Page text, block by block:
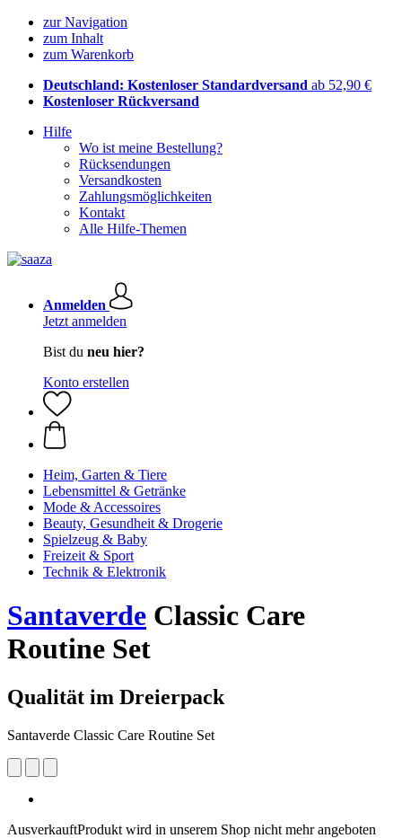
zur Navigation
zum Inhalt
zum Warenkorb
Deutschland: Kostenloser Standardversand ab 52,90 €
Kostenloser Rückversand
Hilfe
Wo ist meine Bestellung?
Rücksendungen
Versandkosten
Zahlungsmöglichkeiten
Kontakt
Alle Hilfe-Themen
Anmelden
Jetzt anmelden
Bist du neu hier?
Konto erstellen
Heim, Garten & Tiere
Lebensmittel & Getränke
Mode & Accessoires
Beauty, Gesundheit & Drogerie
Spielzeug & Baby
Freizeit & Sport
Technik & Elektronik
Santaverde Classic Care
Routine Set
Qualität im Dreierpack
Santaverde Classic Care Routine Set
AusverkauftProdukt wird in unserem Shop nicht mehr angeboten